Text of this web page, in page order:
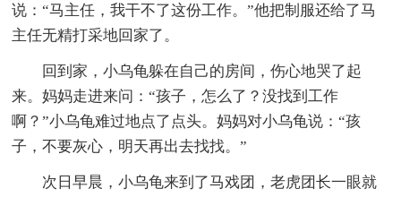
说：“马主任，我干不了这份工作。”他把制服还给了马
主任无精打采地回家了。
回到家，小乌龟躲在自己的房间，伤心地哭了起
来。妈妈走进来问：“孩子，怎么了？没找到工作
啊？”小乌龟难过地点了点头。妈妈对小乌龟说：“孩
子，不要灰心，明天再出去找找。”
次日早晨，小乌龟来到了马戏团，老虎团长一眼就